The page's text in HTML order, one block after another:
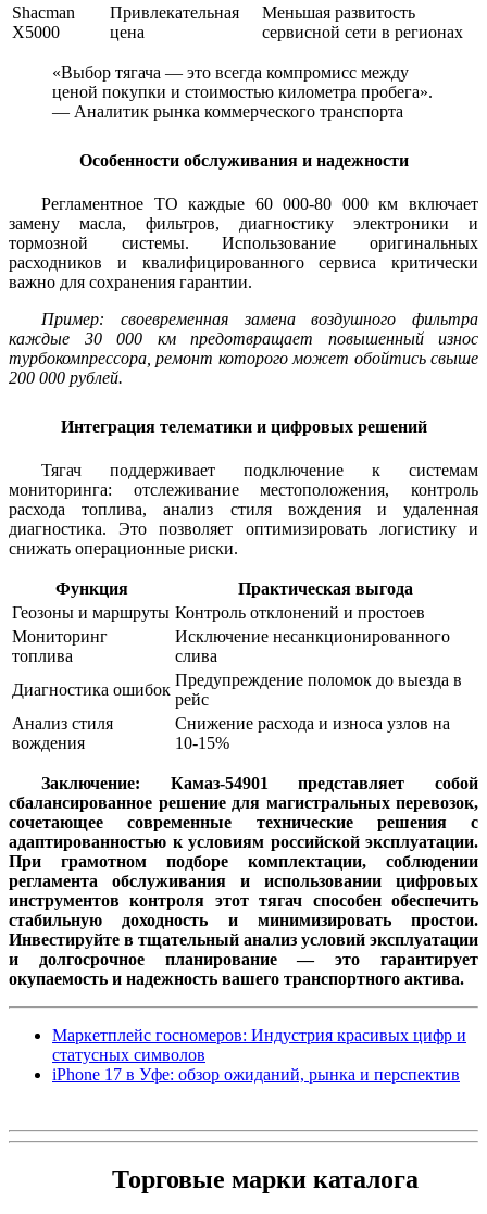
Shacman
X5000
Привлекательная
цена
Меньшая развитость
сервисной сети в регионах
«Выбор тягача — это всегда компромисс между
ценой покупки и стоимостью километра пробега».
— Аналитик рынка коммерческого транспорта
Особенности обслуживания и надежности
Регламентное ТО каждые 60 000-80 000 км включает
замену масла, фильтров, диагностику электроники и
тормозной системы. Использование оригинальных
расходников и квалифицированного сервиса критически
важно для сохранения гарантии.
Пример: своевременная замена воздушного фильтра
каждые 30 000 км предотвращает повышенный износ
турбокомпрессора, ремонт которого может обойтись свыше
200 000 рублей.
Интеграция телематики и цифровых решений
Тягач поддерживает подключение к системам
мониторинга: отслеживание местоположения, контроль
расхода топлива, анализ стиля вождения и удаленная
диагностика. Это позволяет оптимизировать логистику и
снижать операционные риски.
Функция
Практическая выгода
Геозоны и маршруты Контроль отклонений и простоев
Мониторинг
топлива
Исключение несанкционированного
слива
Диагностика ошибок
Предупреждение поломок до выезда в
рейс
Анализ стиля
вождения
Снижение расхода и износа узлов на
10-15%
Заключение: Камаз-54901 представляет собой
сбалансированное решение для магистральных перевозок,
сочетающее современные технические решения с
адаптированностью к условиям российской эксплуатации.
При грамотном подборе комплектации, соблюдении
регламента обслуживания и использовании цифровых
инструментов контроля этот тягач способен обеспечить
стабильную доходность и минимизировать простои.
Инвестируйте в тщательный анализ условий эксплуатации
и долгосрочное планирование — это гарантирует
окупаемость и надежность вашего транспортного актива.
Маркетплейс госномеров: Индустрия красивых цифр и
статусных символов
iPhone 17 в Уфе: обзор ожиданий, рынка и перспектив
Торговые марки каталога